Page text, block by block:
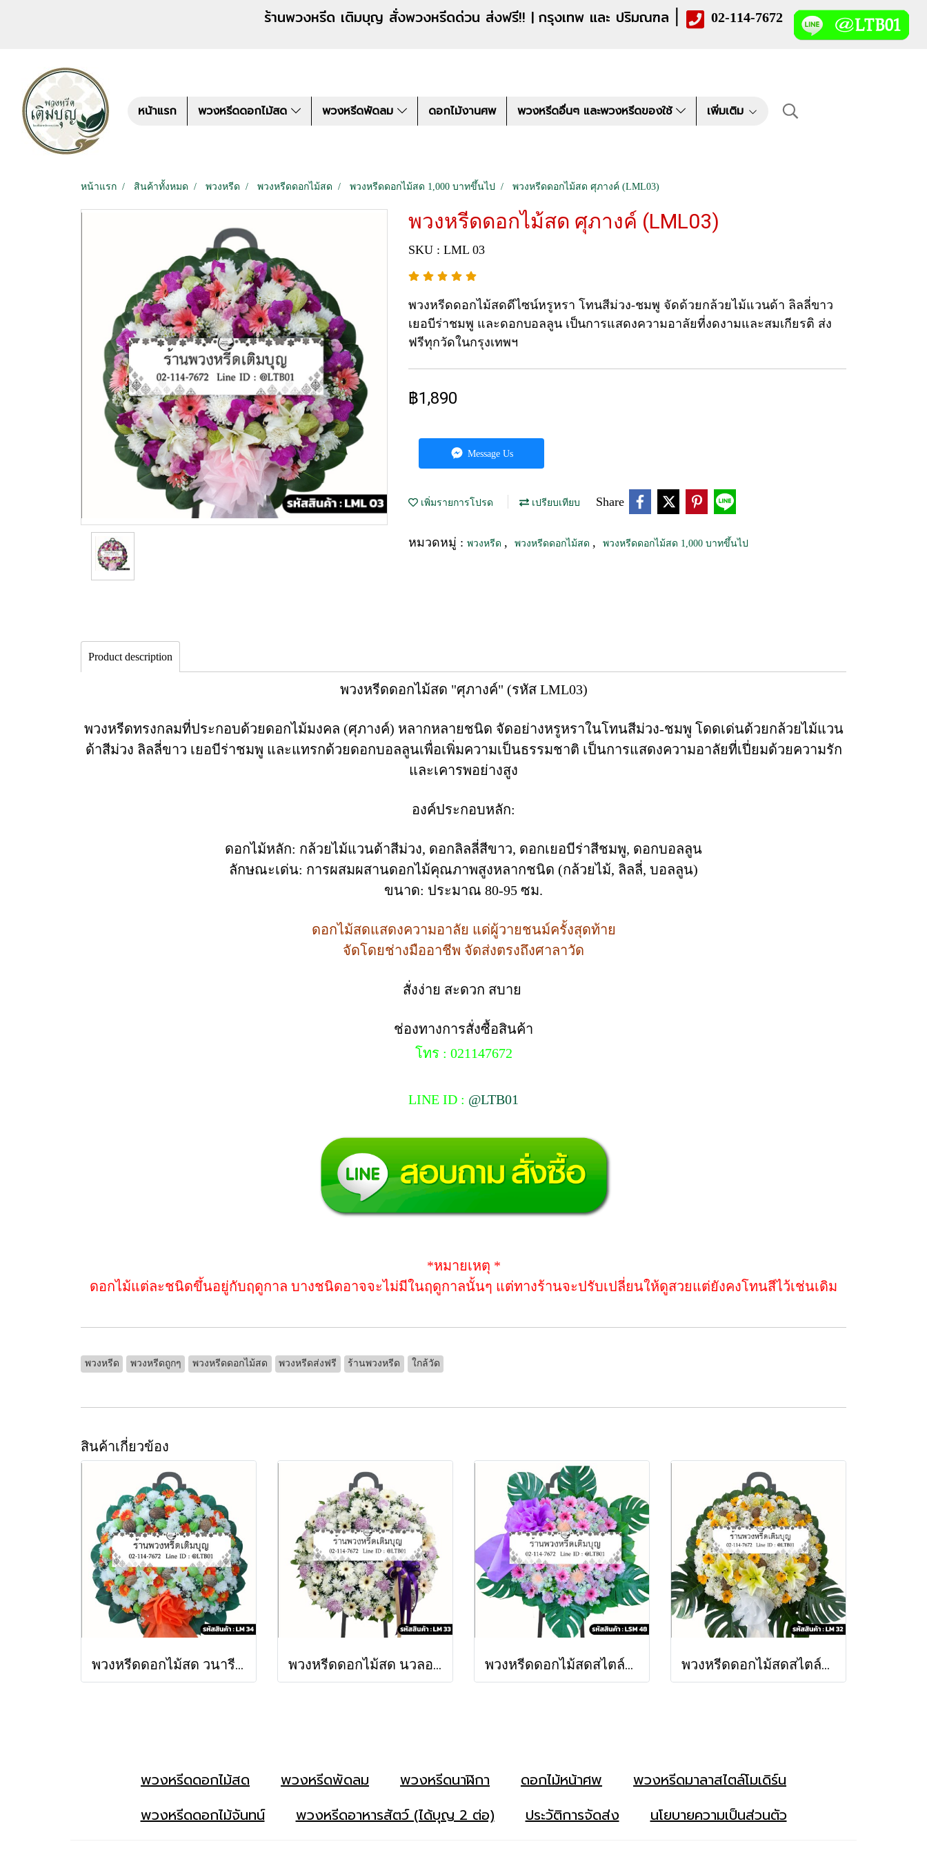
ร้านพวงหรีด เติมบุญ สั่งพวงหรีดด่วน ส่งฟรี!! | กรุงเทพ และ ปริมณฑล | 02-114-7672
หน้าแรก พวงหรีดดอกไม้สด พวงหรีดพัดลม ดอกไม้งานศพ พวงหรีดอื่นๆ และพวงหรีดของใช้ เพิ่มเติม
หน้าแรก สินค้าทั้งหมด พวงหรีด พวงหรีดดอกไม้สด พวงหรีดดอกไม้สด 1,000 บาทขึ้นไป พวงหรีดดอกไม้สด ศุภางค์ (LML03)
พวงหรีดดอกไม้สด ศุภางค์ (LML03)
SKU : LML 03
พวงหรีดดอกไม้สดดีไซน์หรูหรา โทนสีม่วง-ชมพู จัดด้วยกล้วยไม้แวนด้า ลิลลี่ขาว
เยอบีร่าชมพู และดอกบอลลูน เป็นการแสดงความอาลัยที่งดงามและสมเกียรติ ส่ง
ฟรีทุกวัดในกรุงเทพฯ
฿1,890
Message Us
เพิ่มรายการโปรด เปรียบเทียบ Share
หมวดหมู่ : พวงหรีด , พวงหรีดดอกไม้สด , พวงหรีดดอกไม้สด 1,000 บาทขึ้นไป
Product description
พวงหรีดดอกไม้สด "ศุภางค์" (รหัส LML03)
พวงหรีดทรงกลมที่ประกอบด้วยดอกไม้มงคล (ศุภางค์) หลากหลายชนิด จัดอย่างหรูหราในโทนสีม่วง-ชมพู โดดเด่นด้วยกล้วยไม้แวน
ด้าสีม่วง ลิลลี่ขาว เยอบีร่าชมพู และแทรกด้วยดอกบอลลูนเพื่อเพิ่มความเป็นธรรมชาติ เป็นการแสดงความอาลัยที่เปี่ยมด้วยความรัก
และเคารพอย่างสูง
องค์ประกอบหลัก:
ดอกไม้หลัก: กล้วยไม้แวนด้าสีม่วง, ดอกลิลลี่สีขาว, ดอกเยอบีร่าสีชมพู, ดอกบอลลูน
ลักษณะเด่น: การผสมผสานดอกไม้คุณภาพสูงหลากชนิด (กล้วยไม้, ลิลลี่, บอลลูน)
ขนาด: ประมาณ 80-95 ซม.
ดอกไม้สดแสดงความอาลัย แด่ผู้วายชนม์ครั้งสุดท้าย
จัดโดยช่างมืออาชีพ จัดส่งตรงถึงศาลาวัด
สั่งง่าย สะดวก สบาย
ช่องทางการสั่งซื้อสินค้า
โทร : 021147672
LINE ID : @LTB01
*หมายเหตุ *
ดอกไม้แต่ละชนิดขึ้นอยู่กับฤดูกาล บางชนิดอาจจะไม่มีในฤดูกาลนั้นๆ แต่ทางร้านจะปรับเปลี่ยนให้ดูสวยแต่ยังคงโทนสีไว้เช่นเดิม
พวงหรีด พวงหรีดถูกๆ พวงหรีดดอกไม้สด พวงหรีดส่งฟรี ร้านพวงหรีด ใกล้วัด
สินค้าเกี่ยวข้อง
พวงหรีดดอกไม้สด วนารี (LM34) พวงหรีดดอกไม้สด นวลอนงค์ (LM33) พวงหรีดดอกไม้สดสไตล์โมเดิร์น กานดา (LSM48) พวงหรีดดอกไม้สดสไตล์โมเดิร์น จันทรประภา (LM32)
พวงหรีดดอกไม้สด พวงหรีดพัดลม พวงหรีดนาฬิกา ดอกไม้หน้าศพ
พวงหรีดมาลาสไตล์โมเดิร์น
พวงหรีดดอกไม้จันทน์
พวงหรีดอาหารสัตว์ (ได้บุญ 2 ต่อ) ประวัติการจัดส่ง นโยบายความเป็นส่วนตัว